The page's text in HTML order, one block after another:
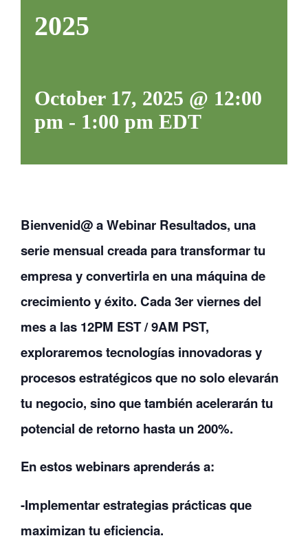
2025
October 17, 2025 @ 12:00
pm - 1:00 pm EDT
Bienvenid@ a Webinar Resultados, una
serie mensual creada para transformar tu
empresa y convertirla en una máquina de
crecimiento y éxito. Cada 3er viernes del
mes a las 12PM EST / 9AM PST,
exploraremos tecnologías innovadoras y
procesos estratégicos que no solo elevarán
tu negocio, sino que también acelerarán tu
potencial de retorno hasta un 200%.
En estos webinars aprenderás a:
-Implementar estrategias prácticas que
maximizan tu eficiencia.